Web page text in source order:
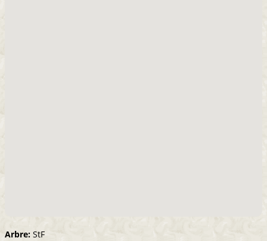
Arbre: StF